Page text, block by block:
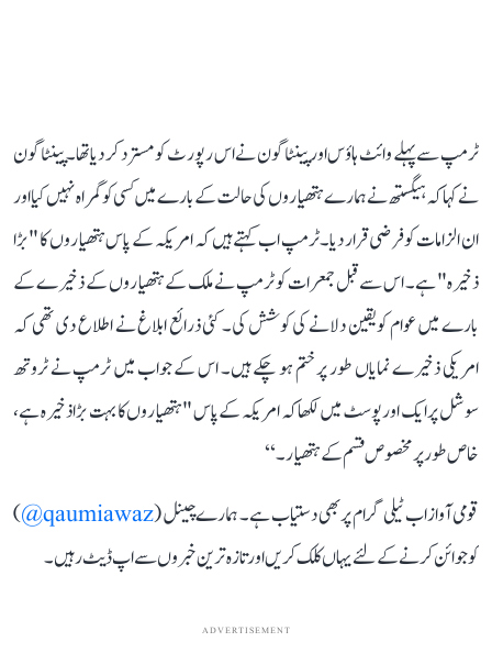
ٹرمپ سے پہلے وائٹ ہاؤس اور پینٹاگون نے اس رپورٹ کو مسترد کر دیا تھا۔ پینٹاگون
نے کہا کہ ہیگستھ نے ہمارے ہتھیاروں کی حالت کے بارے میں کسی کو گمراہ نہیں کیا اور
ان الزامات کو فرضی قرار دیا۔ٹرمپ اب کہتے ہیں کہ امریکہ کے پاس ہتھیاروں کا "بڑا
ذخیرہ" ہے۔ اس سے قبل جمعرات کو ٹرمپ نے ملک کے ہتھیاروں کے ذخیرے کے
بارے میں عوام کو یقین دلانے کی کوشش کی۔ کئی ذرائع ابلاغ نے اطلاع دی تھی کہ
امریکی ذخیرے نمایاں طور پر ختم ہو چکے ہیں۔ اس کے جواب میں ٹرمپ نے ٹروتھ
سوشل پر ایک اور پوسٹ میں لکھا کہ امریکہ کے پاس "ہتھیاروں کا بہت بڑا ذخیرہ ہے،
خاص طور پر مخصوص قسم کے ہتھیار۔‘‘
قومی آواز اب ٹیلی گرام پر بھی دستیاب ہے۔ ہمارے چینل (qaumiawaz@
)
کو جوائن کرنے کے لئے یہاں کلک کریں اور تازہ ترین خبروں سے اپ ڈیٹ رہیں۔
ADVERTISEMENT